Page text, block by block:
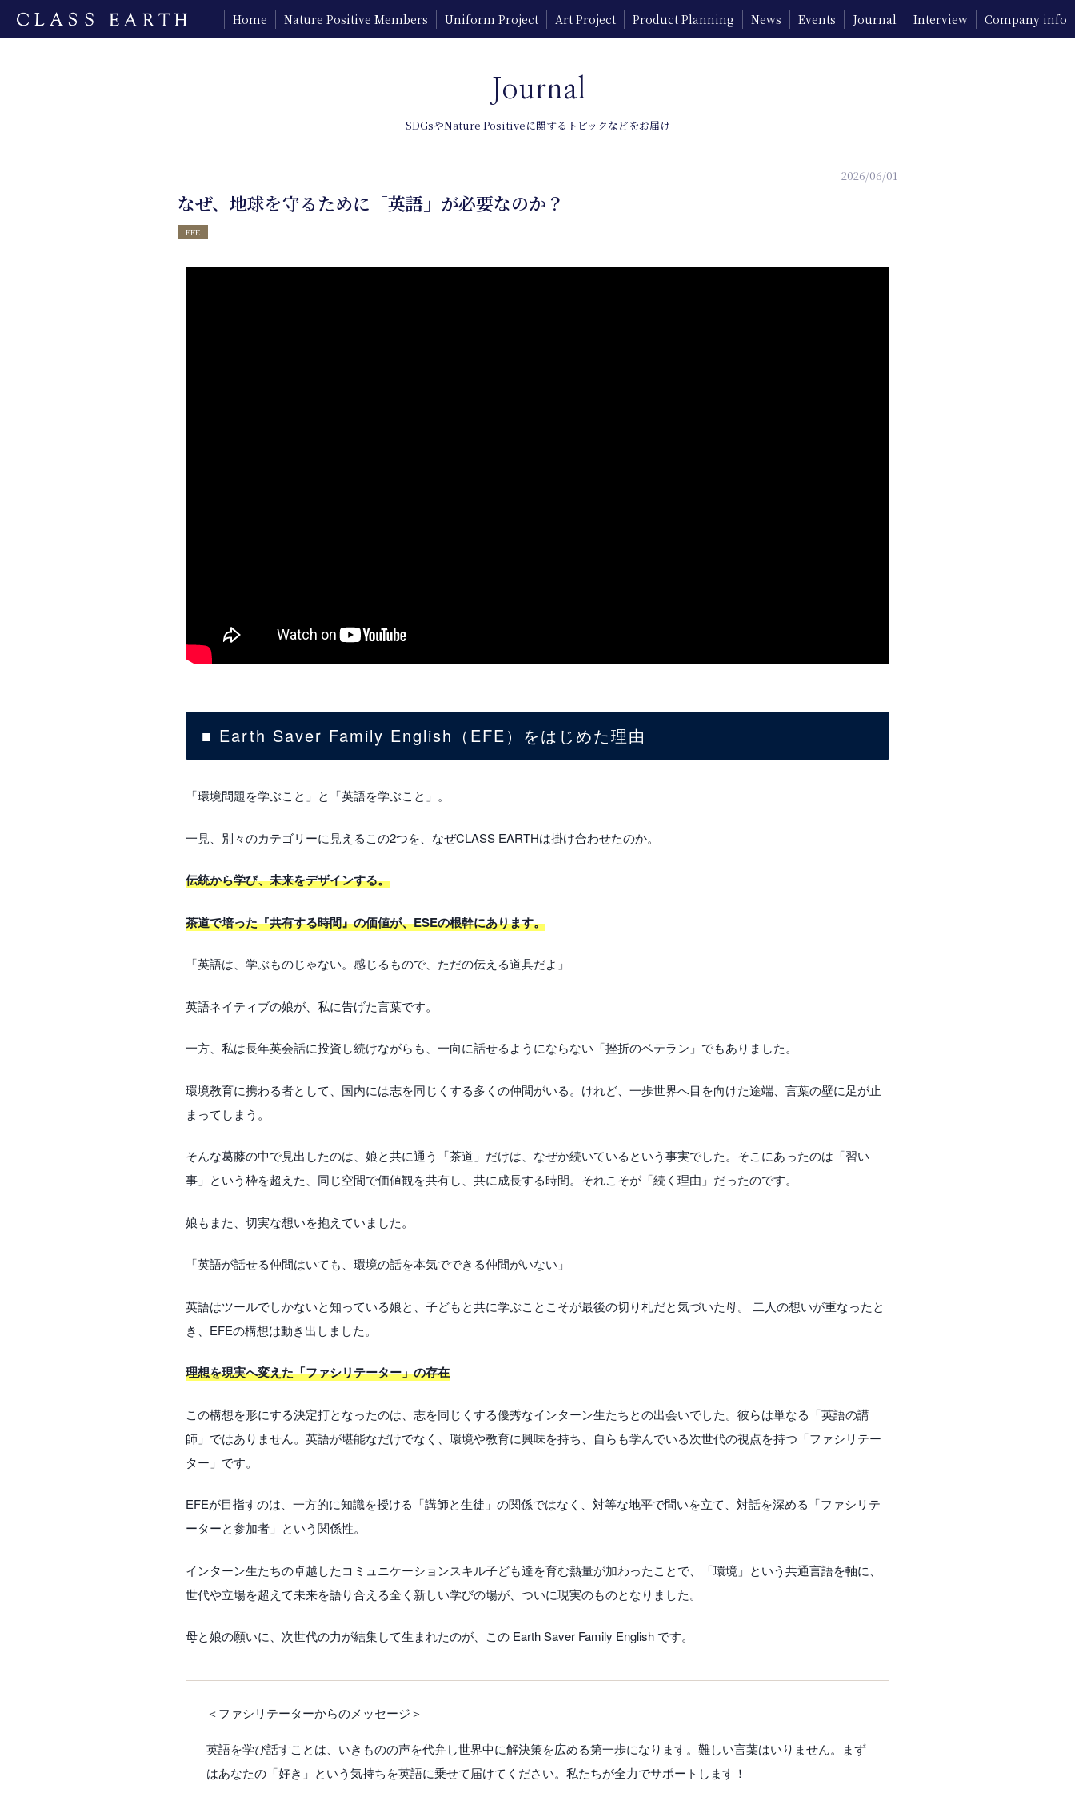
Home Nature Positive Members Uniform Project Art Project Product Planning News Events Journal Interview Company info
Journal
SDGsやNature Positiveに関するトピックなどをお届け
2026/06/01
なぜ、地球を守るために「英語」が必要なのか？
EFE
■ Earth Saver Family English（EFE）をはじめた理由
「環境問題を学ぶこと」と「英語を学ぶこと」。
一見、別々のカテゴリーに見えるこの2つを、なぜCLASS EARTHは掛け合わせたのか。
伝統から学び、未来をデザインする。
茶道で培った『共有する時間』の価値が、ESEの根幹にあります。
「英語は、学ぶものじゃない。感じるもので、ただの伝える道具だよ」
英語ネイティブの娘が、私に告げた言葉です。
一方、私は長年英会話に投資し続けながらも、一向に話せるようにならない「挫折のベテラン」でもありました。
環境教育に携わる者として、国内には志を同じくする多くの仲間がいる。けれど、一歩世界へ目を向けた途端、言葉の壁に足が止
まってしまう。
そんな葛藤の中で見出したのは、娘と共に通う「茶道」だけは、なぜか続いているという事実でした。そこにあったのは「習い
事」という枠を超えた、同じ空間で価値観を共有し、共に成長する時間。それこそが「続く理由」だったのです。
娘もまた、切実な想いを抱えていました。
「英語が話せる仲間はいても、環境の話を本気でできる仲間がいない」
英語はツールでしかないと知っている娘と、子どもと共に学ぶことこそが最後の切り札だと気づいた母。 二人の想いが重なったと
き、EFEの構想は動き出しました。
理想を現実へ変えた「ファシリテーター」の存在
この構想を形にする決定打となったのは、志を同じくする優秀なインターン生たちとの出会いでした。彼らは単なる「英語の講
師」ではありません。英語が堪能なだけでなく、環境や教育に興味を持ち、自らも学んでいる次世代の視点を持つ「ファシリテー
ター」です。
EFEが目指すのは、一方的に知識を授ける「講師と生徒」の関係ではなく、対等な地平で問いを立て、対話を深める「ファシリテ
ーターと参加者」という関係性。
インターン生たちの卓越したコミュニケーションスキル子ども達を育む熱量が加わったことで、「環境」という共通言語を軸に、
世代や立場を超えて未来を語り合える全く新しい学びの場が、ついに現実のものとなりました。
母と娘の願いに、次世代の力が結集して生まれたのが、この Earth Saver Family English です。
＜ファシリテーターからのメッセージ＞
英語を学び話すことは、いきものの声を代弁し世界中に解決策を広める第一歩になります。難しい言葉はいりません。まず
はあなたの「好き」という気持ちを英語に乗せて届けてください。私たちが全力でサポートします！